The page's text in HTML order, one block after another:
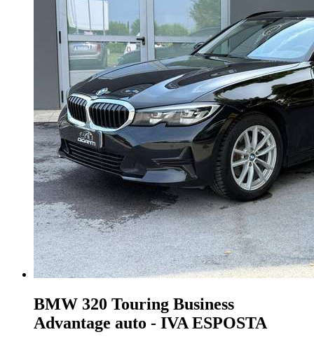
BMW 320 Touring Business
Advantage auto - IVA ESPOSTA